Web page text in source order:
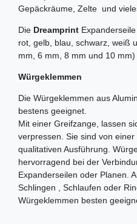
Gepäckräume, Zelte und
Die Dreamprint
rot, gelb, blau, schwarz, weiß
mm, 6 mm, 8 mm und 10 mm)
Würgeklemmen
Die Würgeklemmen aus
bestens geeignet.
Mit einer Greifzange, lassen
verpressen. Sie sind von einer
qualitativen Ausführung.
hervorragend bei der
Expanderseilen oder Planen.
Schlingen , Schlaufen oder
Würgeklemmen besten